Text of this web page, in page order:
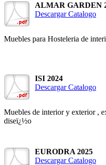
ALMAR GARDEN
Descargar Catalogo
Muebles para Hosteleria de
ISI 2024
Descargar Catalogo
Muebles de interior y exterior ,
diseï¿½o
EURODRA 2025
Descargar Catalogo